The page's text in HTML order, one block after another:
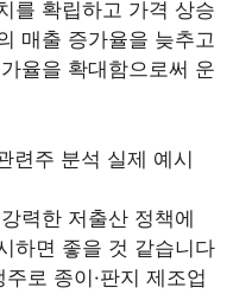
를 확립하고 가격 상승
매출 증가율을 늦추고
율을 확대함으로써 운
력한 저출산 정책에
하면 좋을 것 같습니다
로 종이·판지 제조업